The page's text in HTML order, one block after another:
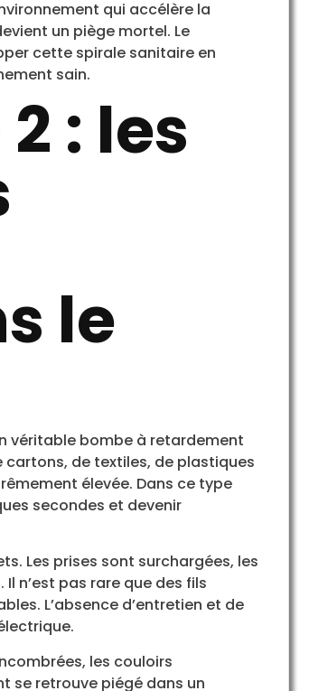
qui accélère la
un piège mortel. Le
cette spirale sanitaire en
sain.
: les
le
véritable bombe à retardement
cartons, de textiles, de plastiques
élevée. Dans ce type
secondes et devenir
Les prises sont surchargées, les
n’est pas rare que des fils
L’absence d’entretien et de
les couloirs
se retrouve piégé dans un